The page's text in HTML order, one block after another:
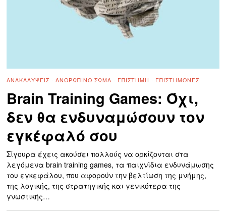
ΑΝΑΚΑΛΎΨΕΙΣ · ΑΝΘΡΏΠΙΝΟ ΣΏΜΑ · ΕΠΙΣΤΉΜΗ · ΕΠΙΣΤΉΜΟΝΕΣ
Brain Training Games: Όχι,
δεν θα ενδυναμώσουν τον
εγκέφαλό σου
Σίγουρα έχεις ακούσει πολλούς να ορκίζονται στα
λεγόμενα brain training games, τα παιχνίδια ενδυνάμωσης
του εγκεφάλου, που αφορούν την βελτίωση της μνήμης,
της λογικής, της στρατηγικής και γενικότερα της
γνωστικής…